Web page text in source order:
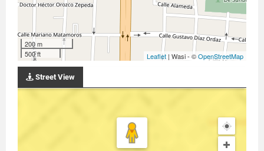
200 m
500 ft
Leaflet | Wasi - ©OpenStreetMap
Street View